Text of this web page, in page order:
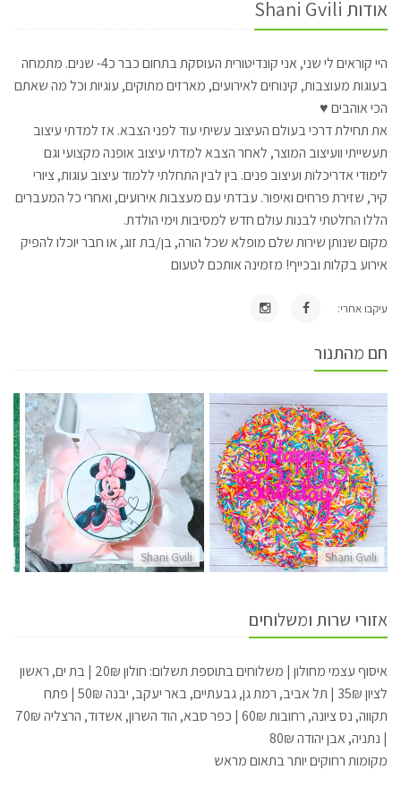
אודות Shani Gvili
היי קוראים לי שני, אני קונדיטורית העוסקת בתחום כבר כ4- שנים. מתמחה
בעוגות מעוצבות, קינוחים לאירועים, מארזים מתוקים, עוגיות וכל מה שאתם
הכי אוהבים ♥
את תחילת דרכי בעולם העיצוב עשיתי עוד לפני הצבא. אז למדתי עיצוב
תעשייתי וועיצוב המוצר, לאחר הצבא למדתי עיצוב אופנה מקצועי וגם
לימודי אדריכלות ועיצוב פנים. בין לבין התחלתי ללמוד עיצוב עוגות, ציורי
קיר, שזירת פרחים ואיפור. עבדתי עם מעצבות אירועים, ואחרי כל המעברים
הללו החלטתי לבנות עולם חדש למסיבות וימי הולדת.
מקום שנותן שירות שלם מופלא שכל הורה, בן/בת זוג, או חבר יוכלו להפיק
אירוע בקלות ובכייף! מזמינה אותכם לטעום
עיקבו אחרי:
חם מהתנור
Shani Gvili
Shani Gvili
אזורי שרות ומשלוחים
איסוף עצמי מחולון | משלוחים בתוספת תשלום: חולון 20₪ | בת ים, ראשון
לציון 35₪ | תל אביב, רמת גן, גבעתיים, באר יעקב, יבנה 50₪ | פתח
תקווה, נס ציונה, רחובות 60₪ | כפר סבא, הוד השרון, אשדוד, הרצליה 70₪
| נתניה, אבן יהודה 80₪
מקומות רחוקים יותר בתאום מראש